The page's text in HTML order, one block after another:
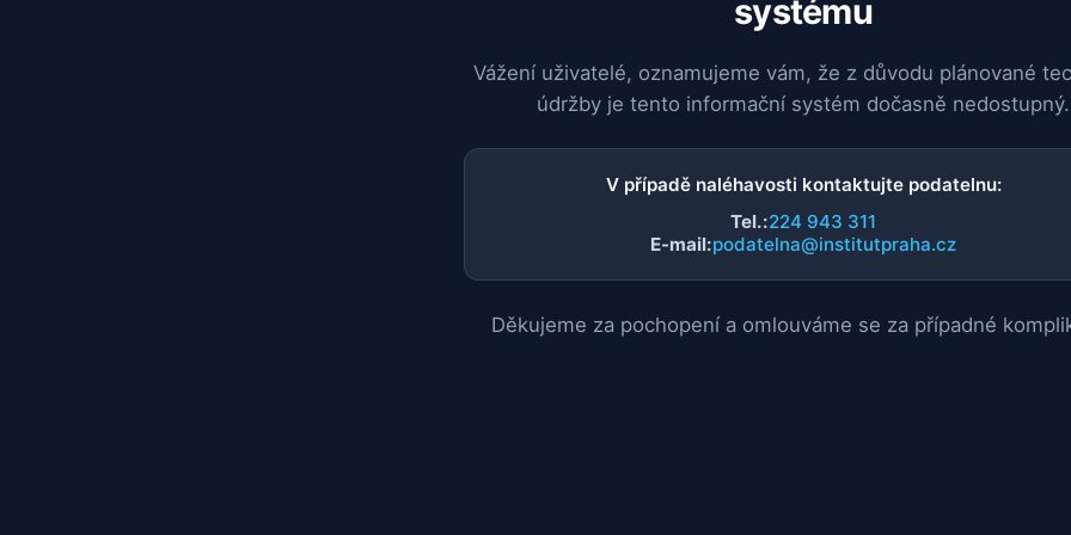
systému
Vážení uživatelé, oznamujeme vám, že z důvodu plánované
údržby je tento informační systém dočasně nedostupný.
V případě naléhavosti kontaktujte podatelnu:
Tel.:224 943 311
E-mail:podatelna@institutpraha.cz
Děkujeme za pochopení a omlouváme se za případné